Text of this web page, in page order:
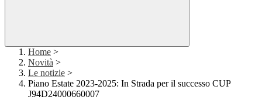
Home >
Novità >
Le notizie >
Piano Estate 2023-2025: In Strada per il successo CUP
J94D24000660007